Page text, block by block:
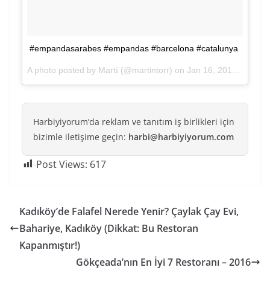
#empandasarabes #empandas #barcelona #catalunya
A photo posted by Martí (@martintorr) on Jan 16, 2016 at 1:20pm PST
Harbiyiyorum’da reklam ve tanıtım iş birlikleri için
bizimle iletişime geçin: harbi@harbiyiyorum.com
Post Views: 617
Kadıköy’de Falafel Nerede Yenir? Çaylak Çay Evi,
Bahariye, Kadıköy (Dikkat: Bu Restoran
Kapanmıştır!)
Gökçeada’nın En İyi 7 Restoranı – 2016